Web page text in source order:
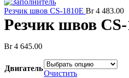
Резчик швов CS-1810E Br4 483.00
Резчик швов CS-
Br4 645.00
Двигатель
Очистить